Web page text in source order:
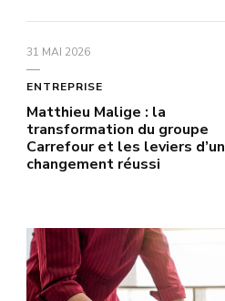
31 MAI 2026
ENTREPRISE
Matthieu Malige : la
transformation du groupe
Carrefour et les leviers d’un
changement réussi